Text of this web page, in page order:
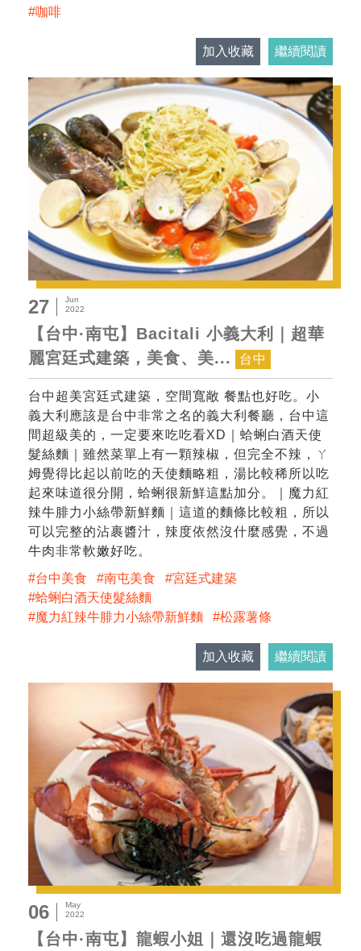
咖啡
加入收藏 繼續閱讀
27
Jun
2022
【台中·南屯】Bacitali 小義大利｜超華
麗宮廷式建築，美食、美...
台中
台中超美宮廷式建築，空間寬敞 餐點也好吃。小
義大利應該是台中非常之名的義大利餐廳，台中這
間超級美的，一定要來吃吃看XD｜蛤蜊白酒天使
髮絲麵｜雖然菜單上有一顆辣椒，但完全不辣，ㄚ
姆覺得比起以前吃的天使麵略粗，湯比較稀所以吃
起來味道很分開，蛤蜊很新鮮這點加分。｜魔力紅
辣牛腓力小絲帶新鮮麵｜這道的麵條比較粗，所以
可以完整的沾裹醬汁，辣度依然沒什麼感覺，不過
牛肉非常軟嫩好吃。
台中美食
南屯美食
宮廷式建築
蛤蜊白酒天使髮絲麵
魔力紅辣牛腓力小絲帶新鮮麵
松露薯條
加入收藏 繼續閱讀
06
May
2022
【台中·南屯】龍蝦小姐｜還沒吃過龍蝦